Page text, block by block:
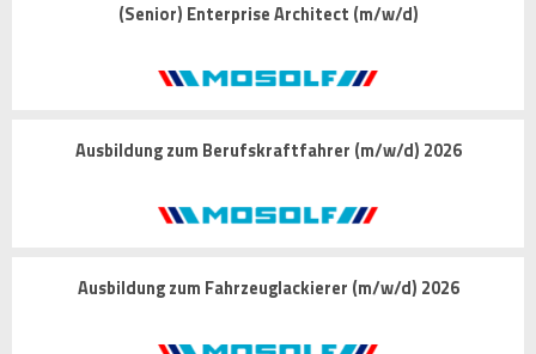
(Senior) Enterprise Architect (m/w/d)
Ausbildung zum Berufskraftfahrer (m/w/d) 2026
Ausbildung zum Fahrzeuglackierer (m/w/d) 2026